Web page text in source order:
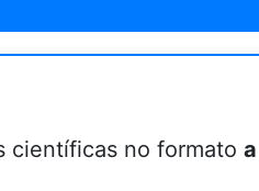
científicas no formato